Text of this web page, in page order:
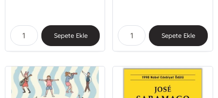
Sepete Ekle Sepete Ekle